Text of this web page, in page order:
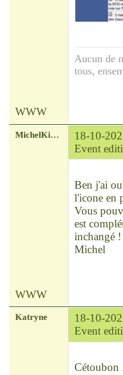
Aucun de
tous,
WWW
MichelKirsch 18-10-
Event
Ben j'ai
l'icone en
Vous
est
inchangé !
Michel
WWW
Katryne 18-10-
Event
Cétoubon